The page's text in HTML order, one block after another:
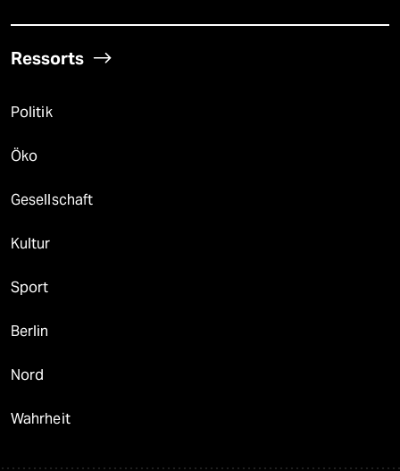
Ressorts
Politik
Öko
Gesellschaft
Kultur
Sport
Berlin
Nord
Wahrheit